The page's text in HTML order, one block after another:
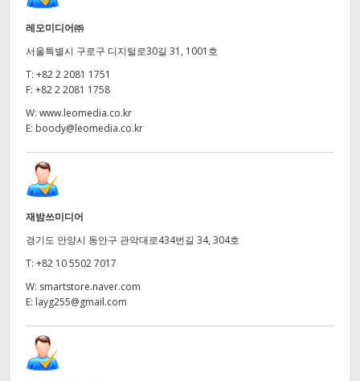
레오미디어㈜
서울특별시 구로구 디지털로30길 31, 1001호
T: +82 2 2081 1751
F: +82 2 2081 1758
W: www.leomedia.co.kr
E: boody@leomedia.co.kr
재밤쓰미디어
경기도 안양시 동안구 관악대로434번길 34, 304호
T: +82 10 5502 7017
W: smartstore.naver.com
E: layg255@gmail.com